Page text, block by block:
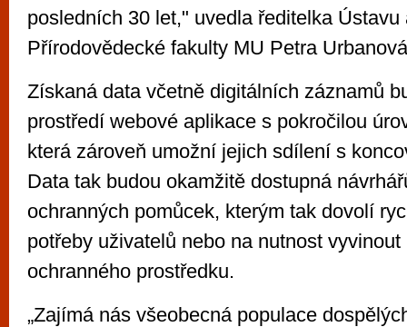
posledních 30 let," uvedla ředitelka Ústavu
Přírodovědecké fakulty MU Petra
Získaná data včetně digitálních záznamů
prostředí webové aplikace s pokročilou
která zároveň umožní jejich sdílení s
Data tak budou okamžitě dostupná
ochranných pomůcek, kterým tak dovolí
potřeby uživatelů nebo na nutnost vyvinout
ochranného prostředku.
„Zajímá nás všeobecná populace